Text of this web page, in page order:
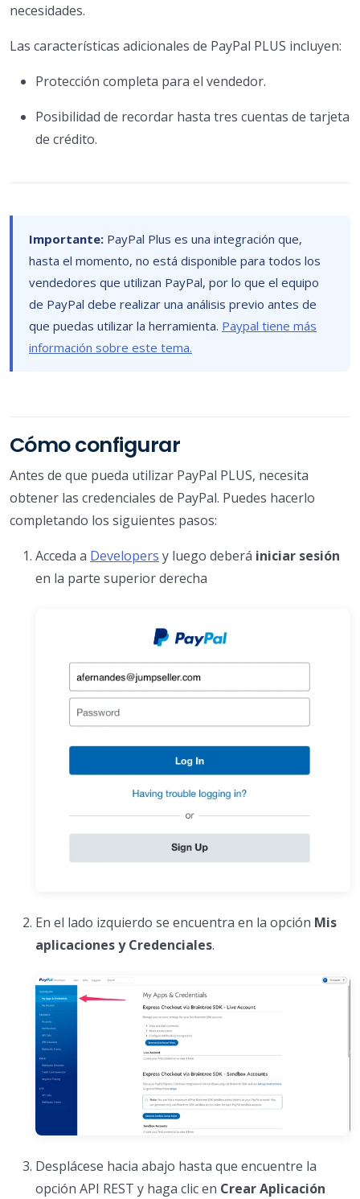
necesidades.
Las características adicionales de PayPal PLUS incluyen:
Protección completa para el vendedor.
Posibilidad de recordar hasta tres cuentas de tarjeta
de crédito.
Importante: PayPal Plus es una integración que,
hasta el momento, no está disponible para todos los
vendedores que utilizan PayPal, por lo que el equipo
de PayPal debe realizar una análisis previo antes de
que puedas utilizar la herramienta. Paypal tiene más
información sobre este tema.
Cómo configurar
Antes de que pueda utilizar PayPal PLUS, necesita
obtener las credenciales de PayPal. Puedes hacerlo
completando los siguientes pasos:
Acceda a Developers y luego deberá iniciar sesión
en la parte superior derecha
En el lado izquierdo se encuentra en la opción Mis
aplicaciones y Credenciales.
Desplácese hacia abajo hasta que encuentre la
opción API REST y haga clic en Crear Aplicación